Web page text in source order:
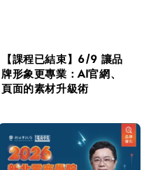
【課程已結束】6/9 讓品
牌形象更專業：AI官網、
頁面的素材升級術